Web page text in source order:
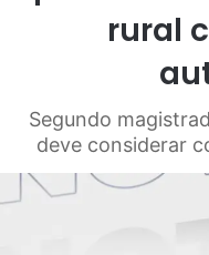
rural
Segundo
deve considerar